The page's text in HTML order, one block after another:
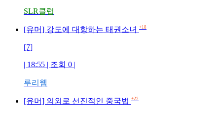
SLR클럽
[유머] 강도에 대항하는 태권소녀 +18
[7]
| 18:55 | 조회 0 |
루리웹
[유머] 의외로 선진적인 중국법 +22